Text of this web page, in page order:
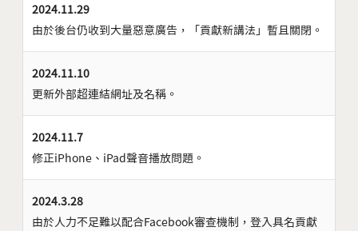
2024.11.29
由於後台仍收到大量惡意廣告，「貢獻新講法」暫且關閉。
2024.11.10
更新外部超連結網址及名稱。
2024.11.7
修正iPhone、iPad聲音播放問題。
2024.3.28
由於人力不足難以配合Facebook審查機制，登入具名貢獻